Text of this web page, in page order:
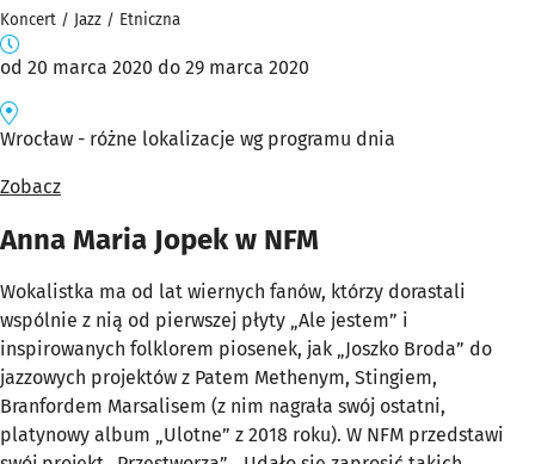
Koncert / Jazz / Etniczna
od 20 marca 2020 do 29 marca 2020
Wrocław - różne lokalizacje wg programu dnia
Zobacz
Anna Maria Jopek w NFM
Wokalistka ma od lat wiernych fanów, którzy dorastali
wspólnie z nią od pierwszej płyty „Ale jestem” i
inspirowanych folklorem piosenek, jak „Joszko Broda” do
jazzowych projektów z Patem Methenym, Stingiem,
Branfordem Marsalisem (z nim nagrała swój ostatni,
platynowy album „Ulotne” z 2018 roku). W NFM przedstawi